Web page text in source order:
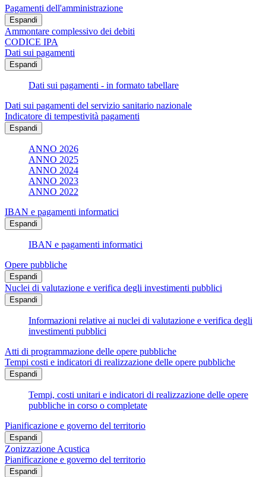
Pagamenti dell'amministrazione
Espandi
Ammontare complessivo dei debiti
CODICE IPA
Dati sui pagamenti
Espandi
Dati sui pagamenti - in formato tabellare
Dati sui pagamenti del servizio sanitario nazionale
Indicatore di tempestività pagamenti
Espandi
ANNO 2026
ANNO 2025
ANNO 2024
ANNO 2023
ANNO 2022
IBAN e pagamenti informatici
Espandi
IBAN e pagamenti informatici
Opere pubbliche
Espandi
Nuclei di valutazione e verifica degli investimenti pubblici
Espandi
Informazioni relative ai nuclei di valutazione e verifica degli
investimenti pubblici
Atti di programmazione delle opere pubbliche
Tempi costi e indicatori di realizzazione delle opere pubbliche
Espandi
Tempi, costi unitari e indicatori di realizzazione delle opere
pubbliche in corso o completate
Pianificazione e governo del territorio
Espandi
Zonizzazione Acustica
Pianificazione e governo del territorio
Espandi